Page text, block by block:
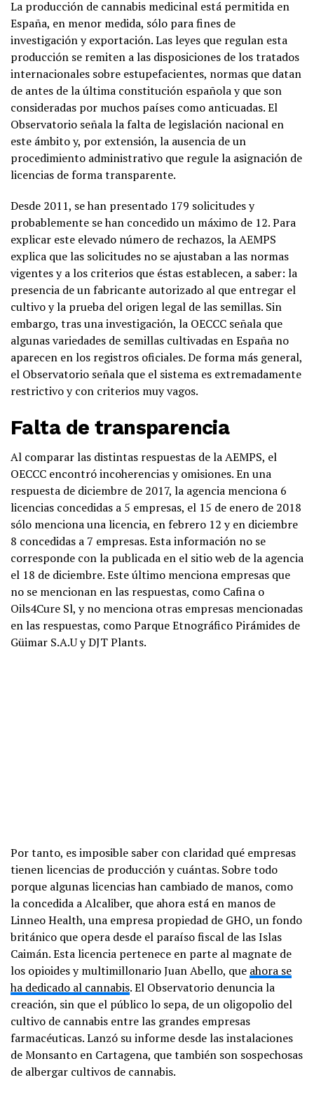
La producción de cannabis medicinal está permitida en
España, en menor medida, sólo para fines de
investigación y exportación. Las leyes que regulan esta
producción se remiten a las disposiciones de los tratados
internacionales sobre estupefacientes, normas que datan
de antes de la última constitución española y que son
consideradas por muchos países como anticuadas. El
Observatorio señala la falta de legislación nacional en
este ámbito y, por extensión, la ausencia de un
procedimiento administrativo que regule la asignación de
licencias de forma transparente.
Desde 2011, se han presentado 179 solicitudes y
probablemente se han concedido un máximo de 12. Para
explicar este elevado número de rechazos, la AEMPS
explica que las solicitudes no se ajustaban a las normas
vigentes y a los criterios que éstas establecen, a saber: la
presencia de un fabricante autorizado al que entregar el
cultivo y la prueba del origen legal de las semillas. Sin
embargo, tras una investigación, la OECCC señala que
algunas variedades de semillas cultivadas en España no
aparecen en los registros oficiales. De forma más general,
el Observatorio señala que el sistema es extremadamente
restrictivo y con criterios muy vagos.
Falta de transparencia
Al comparar las distintas respuestas de la AEMPS, el
OECCC encontró incoherencias y omisiones. En una
respuesta de diciembre de 2017, la agencia menciona 6
licencias concedidas a 5 empresas, el 15 de enero de 2018
sólo menciona una licencia, en febrero 12 y en diciembre
8 concedidas a 7 empresas. Esta información no se
corresponde con la publicada en el sitio web de la agencia
el 18 de diciembre. Este último menciona empresas que
no se mencionan en las respuestas, como Cafina o
Oils4Cure Sl, y no menciona otras empresas mencionadas
en las respuestas, como Parque Etnográfico Pirámides de
Güimar S.A.U y DJT Plants.
Por tanto, es imposible saber con claridad qué empresas
tienen licencias de producción y cuántas. Sobre todo
porque algunas licencias han cambiado de manos, como
la concedida a Alcaliber, que ahora está en manos de
Linneo Health, una empresa propiedad de GHO, un fondo
británico que opera desde el paraíso fiscal de las Islas
Caimán. Esta licencia pertenece en parte al magnate de
los opioides y multimillonario Juan Abello, que ahora se
ha dedicado al cannabis. El Observatorio denuncia la
creación, sin que el público lo sepa, de un oligopolio del
cultivo de cannabis entre las grandes empresas
farmacéuticas. Lanzó su informe desde las instalaciones
de Monsanto en Cartagena, que también son sospechosas
de albergar cultivos de cannabis.